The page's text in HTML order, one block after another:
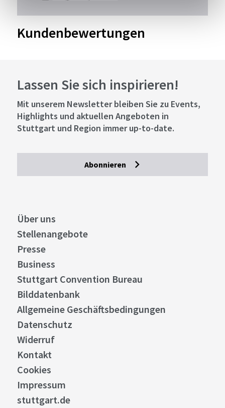
Kundenbewertungen
Lassen Sie sich inspirieren!
Mit unserem Newsletter bleiben Sie zu Events,
Highlights und aktuellen Angeboten in
Stuttgart und Region immer up-to-date.
Abonnieren
Über uns
Stellenangebote
Presse
Business
Stuttgart Convention Bureau
Bilddatenbank
Allgemeine Geschäftsbedingungen
Datenschutz
Widerruf
Kontakt
Cookies
Impressum
stuttgart.de